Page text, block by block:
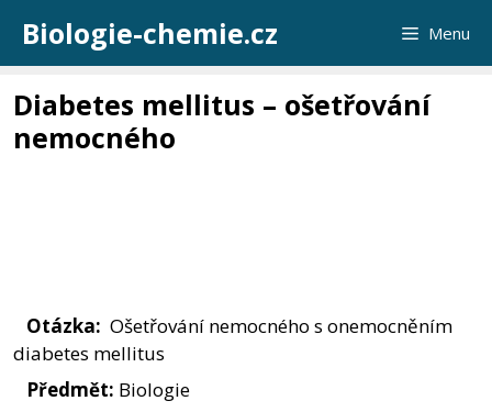
obsah
Biologie-chemie.cz Menu
Diabetes mellitus – ošetřování
nemocného
Otázka: Ošetřování nemocného s onemocněním
diabetes mellitus
Předmět: Biologie